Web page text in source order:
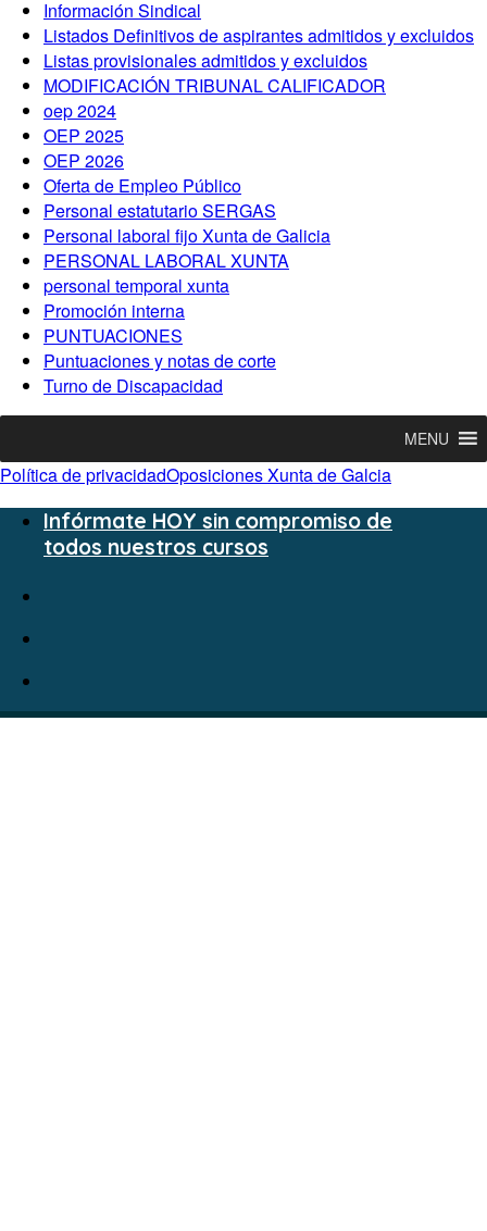
Información Sindical
Listados Definitivos de aspirantes admitidos y excluidos
Listas provisionales admitidos y excluidos
MODIFICACIÓN TRIBUNAL CALIFICADOR
oep 2024
OEP 2025
OEP 2026
Oferta de Empleo Público
Personal estatutario SERGAS
Personal laboral fijo Xunta de Galicia
PERSONAL LABORAL XUNTA
personal temporal xunta
Promoción interna
PUNTUACIONES
Puntuaciones y notas de corte
Turno de Discapacidad
MENU
Política de privacidadOposiciones Xunta de Galcia
Infórmate HOY sin compromiso de
todos nuestros cursos